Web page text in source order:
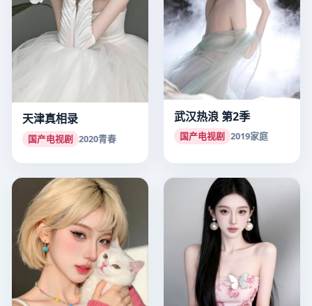
天津真相录
国产电视剧 2020青春
武汉热浪 第2季
国产电视剧 2019家庭